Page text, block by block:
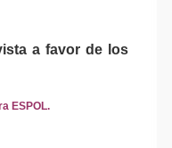
a favor de los
ESPOL.